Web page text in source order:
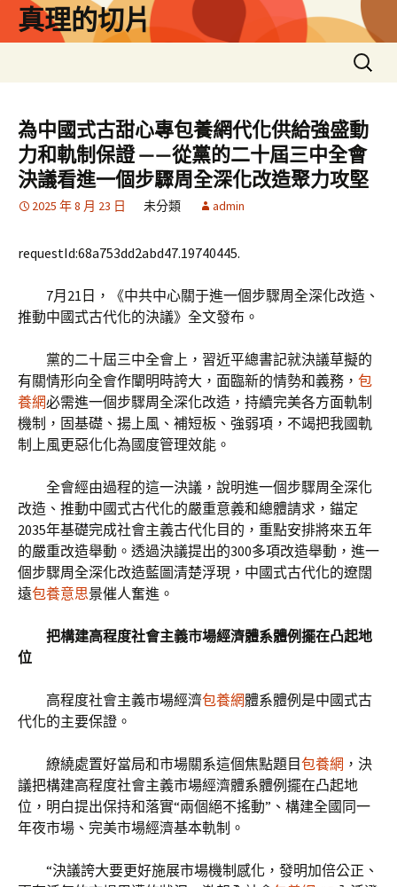
真理的切片
搜
尋
鍵
字:
為中國式古甜心專包養網代化供給強盛動
力和軌制保證 ——從黨的二十屆三中全會
決議看進一個步驟周全深化改造聚力攻堅
2025 年 8 月 23 日 未分類 admin
requestId:68a753dd2abd47.19740445.
7月21日，《中共中心關于進一個步驟周全深化改造、
推動中國式古代化的決議》全文發布。
黨的二十屆三中全會上，習近平總書記就決議草擬的
有關情形向全會作闡明時誇大，面臨新的情勢和義務， 包
養網必需進一個步驟周全深化改造，持續完美各方面軌制
機制，固基礎、揚上風、補短板、強弱項，不竭把我國軌
制上風更惡化化為國度管理效能。
全會經由過程的這一決議，說明進一個步驟周全深化
改造、推動中國式古代化的嚴重意義和總體請求，錨定
2035年基礎完成社會主義古代化目的，重點安排將來五年
的嚴重改造舉動。透過決議提出的300多項改造舉動，進一
個步驟周全深化改造藍圖清楚浮現，中國式古代化的遼闊
遠包養意思景催人奮進。
把構建高程度社會主義市場經濟體系體例擺在凸起地
位
高程度社會主義市場經濟包養網體系體例是中國式古
代化的主要保證。
繚繞處置好當局和市場關系這個焦點題目包養網 ，決
議把構建高程度社會主義市場經濟體系體例擺在凸起地
位，明白提出保持和落實“兩個絕不搖動”、構建全國同一
年夜市場、完美市場經濟基本軌制。
“決議誇大要更好施展市場機制感化，發明加倍公正、